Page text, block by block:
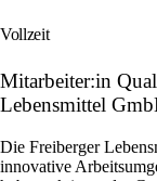
Vollzeit
Mitarbeiter:in
Lebensmittel
Die Freiberger
innovative